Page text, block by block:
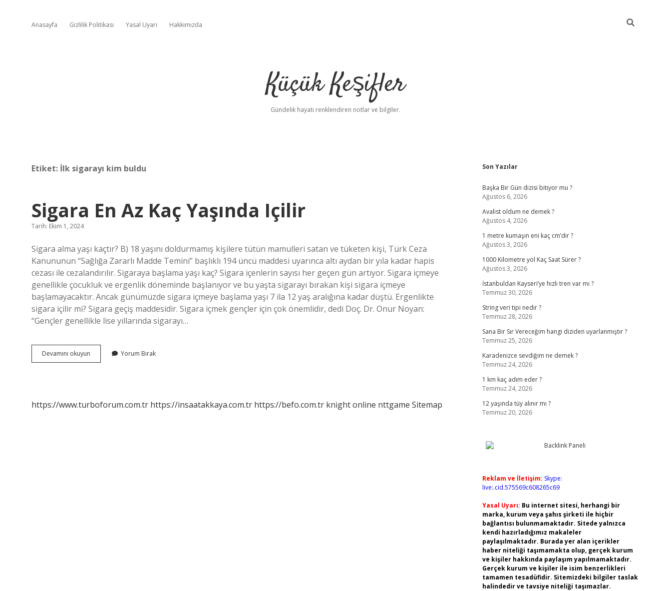
Anasayfa Gizlilik Politikası Yasal Uyarı Hakkımızda
Küçük Keşifler
Gündelik hayatı renklendiren notlar ve bilgiler.
Etiket: İlk sigarayı kim buldu
Sigara En Az Kaç Yaşında Içilir
Tarih: Ekim 1, 2024
Sigara alma yaşı kaçtır? B) 18 yaşını doldurmamış kişilere tütün mamulleri satan ve tüketen kişi, Türk Ceza
Kanununun “Sağlığa Zararlı Madde Temini” başlıklı 194 üncü maddesi uyarınca altı aydan bir yıla kadar hapis
cezası ile cezalandırılır. Sigaraya başlama yaşı kaç? Sigara içenlerin sayısı her geçen gün artıyor. Sigara içmeye
genellikle çocukluk ve ergenlik döneminde başlanıyor ve bu yaşta sigarayı bırakan kişi sigara içmeye
başlamayacaktır. Ancak günümüzde sigara içmeye başlama yaşı 7 ila 12 yaş aralığına kadar düştü. Ergenlikte
sigara içilir mi? Sigara geçiş maddesidir. Sigara içmek gençler için çok önemlidir, dedi Doç. Dr. Onur Noyan:
“Gençler genellikle lise yıllarında sigarayı…
Devamını okuyun
En
Yorum Bırak
https://www.turboforum.com.tr https://insaatakkaya.com.tr https://befo.com.tr knight online nttgame Sitemap
Sidebar
Son Yazılar
Başka Bir Gün dizisi bitiyor mu ?
Ağustos 6, 2026
Avalist oldum ne demek ?
Ağustos 4, 2026
1 metre kumaşın eni kaç cm’dir ?
Ağustos 3, 2026
1000 Kilometre yol Kaç Saat Sürer ?
Ağustos 3, 2026
İstanbuldan Kayseri’ye hızlı tren var mı ?
Temmuz 30, 2026
String veri tipi nedir ?
Temmuz 28, 2026
Sana Bir Sır Vereceğim hangi diziden uyarlanmıştır ?
Temmuz 25, 2026
Karadenizce sevdiğim ne demek ?
Temmuz 24, 2026
1 km kaç adım eder ?
Temmuz 24, 2026
12 yaşında tüy alınır mı ?
Temmuz 20, 2026
Reklam ve İletişim: Skype:
live:.cid.575569c608265c69
Yasal Uyarı: Bu internet sitesi, herhangi bir
marka, kurum veya şahıs şirketi ile hiçbir
bağlantısı bulunmamaktadır. Sitede yalnızca
kendi hazırladığımız makaleler
paylaşılmaktadır. Burada yer alan içerikler
haber niteliği taşımamakta olup, gerçek kurum
ve kişiler hakkında paylaşım yapılmamaktadır.
Gerçek kurum ve kişiler ile isim benzerlikleri
tamamen tesadüfidir. Sitemizdeki bilgiler taslak
halindedir ve tavsiye niteliği taşımazlar.